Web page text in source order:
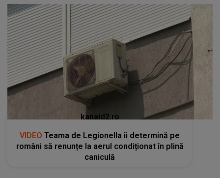
kanald2.ro
VIDEO Teama de Legionella îi determină pe
români să renunțe la aerul condiționat în plină
caniculă